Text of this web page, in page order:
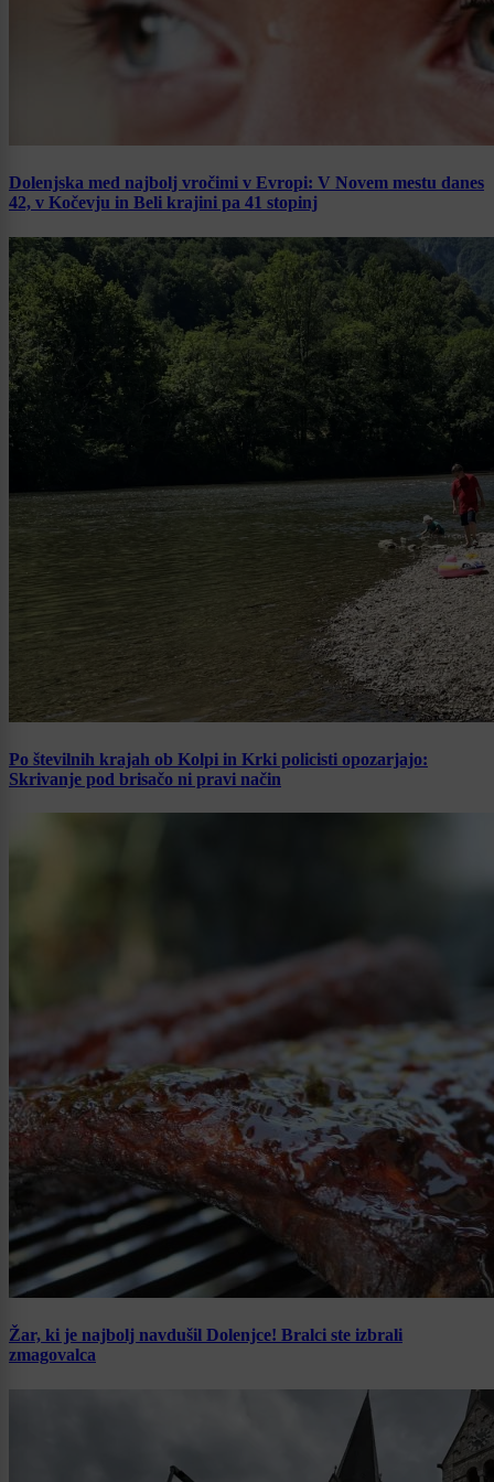
Dolenjska med najbolj vročimi v Evropi: V Novem mestu danes
42, v Kočevju in Beli krajini pa 41 stopinj
Po številnih krajah ob Kolpi in Krki policisti opozarjajo:
Skrivanje pod brisačo ni pravi način
Žar, ki je najbolj navdušil Dolenjce! Bralci ste izbrali
zmagovalca